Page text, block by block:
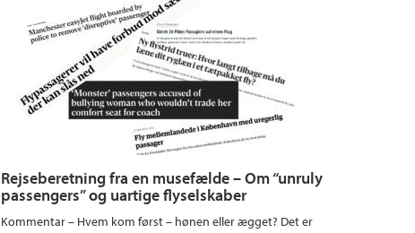
Rejseberetning fra en musefælde – Om “unruly
passengers” og uartige flyselskaber
Kommentar – Hvem kom først – hønen eller ægget? Det er